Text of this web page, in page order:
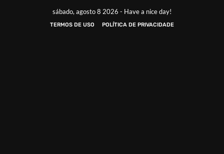
sábado, agosto 8 2026 - Have a nice day!
TERMOS DE USO POLÍTICA DE PRIVACIDADE